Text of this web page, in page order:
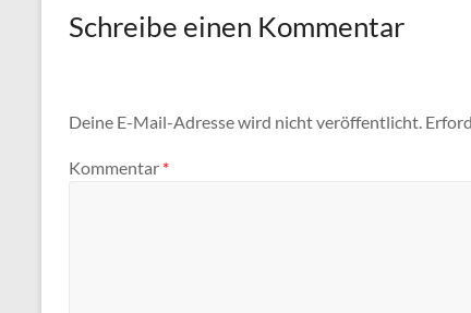
Schreibe einen Kommentar
Deine E-Mail-Adresse wird nicht veröffentlicht.
Kommentar *